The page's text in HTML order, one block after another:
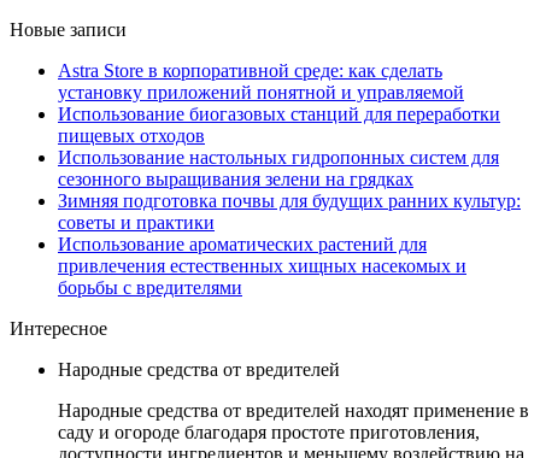
Новые записи
Astra Store в корпоративной среде: как сделать
установку приложений понятной и управляемой
Использование биогазовых станций для переработки
пищевых отходов
Использование настольных гидропонных систем для
сезонного выращивания зелени на грядках
Зимняя подготовка почвы для будущих ранних культур:
советы и практики
Использование ароматических растений для
привлечения естественных хищных насекомых и
борьбы с вредителями
Интересное
Народные средства от вредителей
Народные средства от вредителей находят применение в
саду и огороде благодаря простоте приготовления,
доступности ингредиентов и меньшему воздействию на